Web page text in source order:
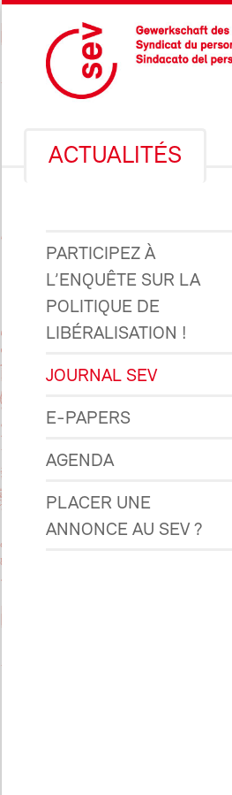
ACTUALITÉS
PARTICIPEZ À
L’ENQUÊTE SUR LA
POLITIQUE DE
LIBÉRALISATION !
JOURNAL SEV
E-PAPERS
AGENDA
PLACER UNE
ANNONCE AU SEV ?